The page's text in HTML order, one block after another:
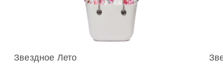
Звездное Лето